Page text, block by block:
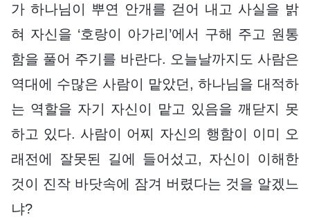
가 하나님이 뿌연 안개를 걷어 내고 사실을 밝
혀 자신을 ‘호랑이 아가리’에서 구해 주고 원통
함을 풀어 주기를 바란다. 오늘날까지도 사람은
역대에 수많은 사람이 맡았던, 하나님을 대적하
는 역할을 자기 자신이 맡고 있음을 깨닫지 못
하고 있다. 사람이 어찌 자신의 행함이 이미 오
래전에 잘못된 길에 들어섰고, 자신이 이해한
것이 진작 바닷속에 잠겨 버렸다는 것을 알겠느
냐?